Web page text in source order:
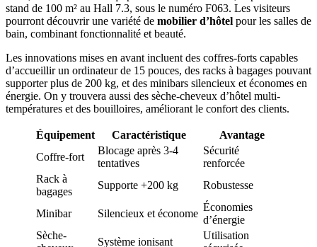
stand de 100 m² au Hall 7.3, sous le numéro F063. Les visiteurs
pourront découvrir une variété de mobilier d’hôtel pour les salles de
bain, combinant fonctionnalité et beauté.
Les innovations mises en avant incluent des coffres-forts capables
d’accueillir un ordinateur de 15 pouces, des racks à bagages pouvant
supporter plus de 200 kg, et des minibars silencieux et économes en
énergie. On y trouvera aussi des sèche-cheveux d’hôtel multi-
températures et des bouilloires, améliorant le confort des clients.
Équipement Caractéristique
Avantage
Coffre-fort
Blocage après 3-4
tentatives
Sécurité
renforcée
Rack à
bagages
Supporte +200 kg Robustesse
Minibar Silencieux et économe
Économies
d’énergie
Sèche-
Système ionisant
Utilisation